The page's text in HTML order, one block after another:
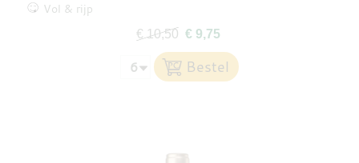
Vol & rijp
€ 10,50 € 9,75